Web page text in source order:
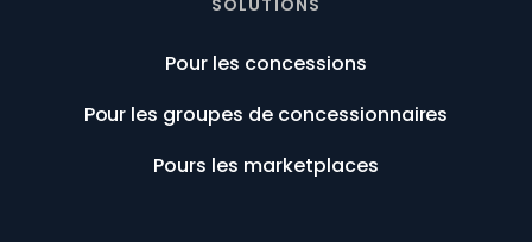
SOLUTIONS
Pour les concessions
Pour les groupes de concessionnaires
Pours les marketplaces